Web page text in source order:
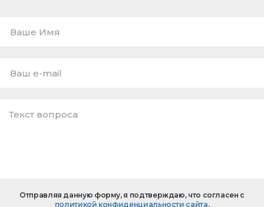
Имя
mail
вопроса
Отправляя данную форму, я подтверждаю, что согласен с
политикой конфиденциальности сайта.